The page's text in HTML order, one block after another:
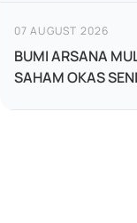
07 AUGUST 2026
BUMI ARSANA
SAHAM OKAS